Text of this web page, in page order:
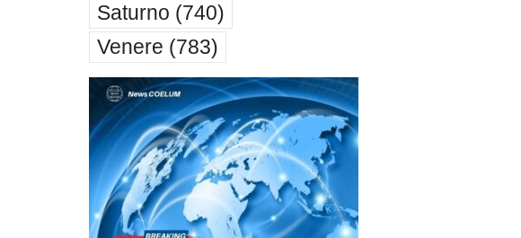
Saturno (740)
Venere (783)